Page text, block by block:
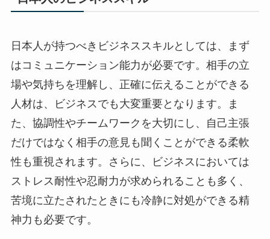
日本人が持つべきビジネススキルとしては、まず
はコミュニケーション能力が必要です。相手の立
場や気持ちを理解し、正確に伝えることができる
人材は、ビジネスでも大変重要となります。ま
た、協調性やチームワークを大切にし、自己主張
だけではなく相手の意見も聞くことができる柔軟
性も重視されます。さらに、ビジネスにおいては
ストレス耐性や忍耐力が求められることも多く、
苦境に立たされたときにも冷静に対処ができる精
神力も必要です。